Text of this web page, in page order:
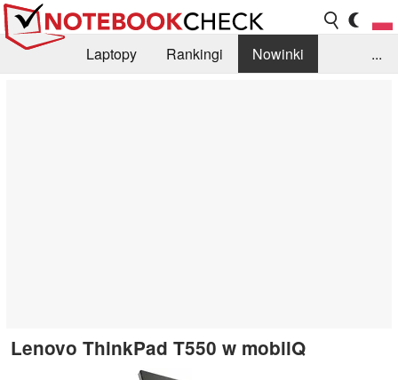
Laptopy Rankingi
Nowinki
...
Lenovo ThinkPad T550 w mobilQ